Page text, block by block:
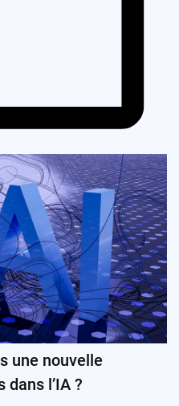
une nouvelle
l’IA ?